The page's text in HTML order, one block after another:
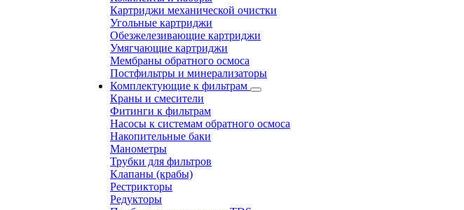
Картриджи механической очистки
Угольные картриджи
Обезжелезивающие картриджи
Умягчающие картриджи
Мембраны обратного осмоса
Постфильтры и минерализаторы
Комплектующие к фильтрам
Краны и смесители
Фитинги к фильтрам
Насосы к системам обратного осмоса
Накопительные баки
Манометры
Трубки для фильтров
Клапаны (крабы)
Рестрикторы
Редукторы